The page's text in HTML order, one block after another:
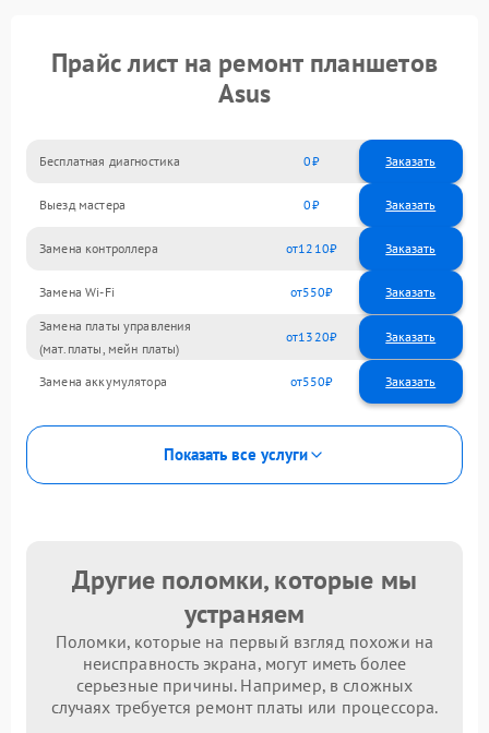
Прайс лист на ремонт планшетов
Asus
Бесплатная диагностика 0 Заказать
Выезд мастера 0 Заказать
Замена контроллера 1210
Замена Wi-Fi 550
Замена платы управления
(мат.платы, мейн платы)
1320
Замена аккумулятора 550
Показать все услуги
Другие поломки, которые мы
устраняем
Поломки, которые на первый взгляд похожи на
неисправность экрана, могут иметь более
серьезные причины. Например, в сложных
случаях требуется ремонт платы или процессора.